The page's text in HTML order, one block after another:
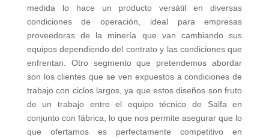
medida lo hace un producto versátil en diversas
condiciones de operación, ideal para empresas
proveedoras de la minería que van cambiando sus
equipos dependiendo del contrato y las condiciones que
enfrentan. Otro segmento que pretendemos abordar
son los clientes que se ven expuestos a condiciones de
trabajo con ciclos largos, ya que estos diseños son fruto
de un trabajo entre el equipo técnico de Salfa en
conjunto con fábrica, lo que nos permite asegurar que lo
que ofertamos es perfectamente competitivo en